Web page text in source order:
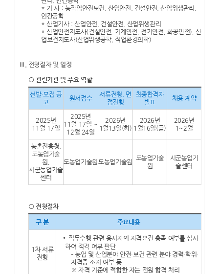
* 기 사 : 농작업안전보건, 산업안전, 건설안전, 산업위생관리,
인간공학
* 산업기사 : 산업안전, 건설안전, 산업위생관리
* 산업안전지도사(건설안전, 기계안전, 전기안전, 화공안전), 산
업보건지도사(산업위생공학, 직업환경의학)
Ⅲ. 전형절차 및 일정
○ 관련기관 및 주요 역할
선발·모집 공
고
원서접수
서류전형, 면
접전형
최종합격자
발표
채용 계약
2025년
11월 17일
2025년
11월 17일 ~
12월 24일
2026년
1월13일(화)
2026년
1월16일(금)
2026년
1~2월
농촌진흥청,
도농업기술
원,
시군농업기술
센터
도농업기술원 도농업기술원
도농업기술
원
시군농업기
술센터
○ 전형절차
구 분 주요내용
1차 서류
전형
직무수행 관련 응시자의 자격요건 충족 여부를 심사
하여 적격 여부 판단
– 농업 및 산업분야 안전·보건 관련 분야 경력·학위·
자격증 소지 여부 등
※ 자격 기준에 적합한 자는 전원 합격 처리